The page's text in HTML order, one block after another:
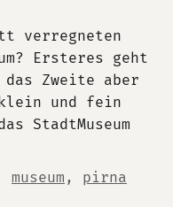
verregneten
Ersteres geht
Zweite aber
klein und fein
StadtMuseum
museum , pirna